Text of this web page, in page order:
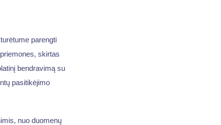
parengti
skirtas
bendravimą su
pasitikėjimo
nuo duomenų